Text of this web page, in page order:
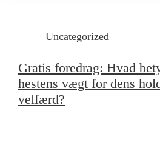
Uncategorized
Gratis foredrag: Hvad
hestens vægt for dens
velfærd?